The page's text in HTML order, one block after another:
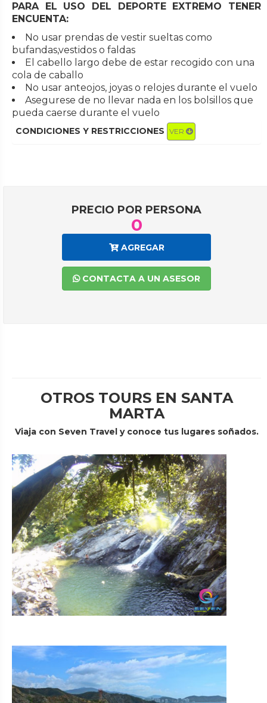
PARA EL USO DEL DEPORTE EXTREMO TENER
ENCUENTA:
No usar prendas de vestir sueltas como
bufandas,vestidos o faldas
El cabello largo debe de estar recogido con una
cola de caballo
No usar anteojos, joyas o relojes durante el vuelo
Asegurese de no llevar nada en los bolsillos que
pueda caerse durante el vuelo
CONDICIONES Y RESTRICCIONES VER
PRECIO POR PERSONA
0
AGREGAR
CONTACTA A UN ASESOR
OTROS TOURS EN SANTA
MARTA
Viaja con Seven Travel y conoce tus lugares soñados.